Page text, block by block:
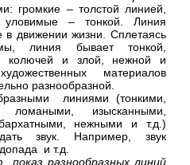
громкие – толстой линией,
– тонкой. Линия
в движении жизни. Сплетаясь
линия бывает тонкой,
колючей и злой, нежной и
материалов
разнообразной.
линиями (тонкими,
ломаными, изысканными,
нежными и т.д.)
звук. Например, звук
и т.д.
показ разнообразных линий